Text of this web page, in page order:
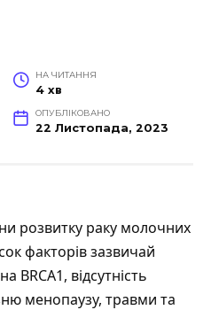
НА ЧИТАННЯ
4 хв
ОПУБЛІКОВАНО
22 Листопада, 2023
розвитку раку молочних
факторів зазвичай
BRCA1, відсутність
менопаузу, травми та